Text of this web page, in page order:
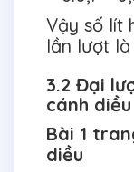
Vậy số lít
lần lượt là
3.2 Đại
cánh diều
Bài 1
diều